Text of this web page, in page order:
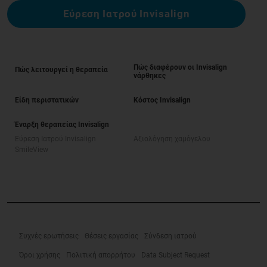
Εύρεση Ιατρού Invisalign
Πώς λειτουργεί η θεραπεία
Πώς διαφέρουν οι Invisalign
νάρθηκες
Είδη περιστατικών Κόστος Invisalign
Έναρξη θεραπείας Invisalign
Συχνές ερωτήσεις Θέσεις εργασίας Σύνδεση ιατρού
Όροι χρήσης Πολιτική απορρήτου Data Subject Request